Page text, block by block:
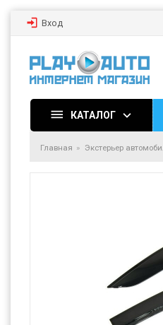
Вход
КАТАЛОГ
Главная Экстерьер